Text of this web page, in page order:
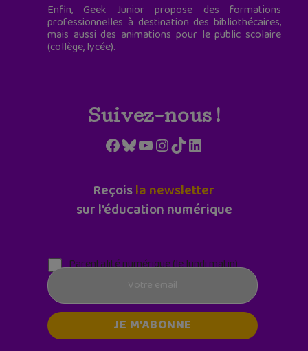
Enfin, Geek Junior propose des formations
professionnelles à destination des bibliothécaires,
mais aussi des animations pour le public scolaire
(collège, lycée).
Suivez-nous !
Facebook
Bluesky
YouTube
Instagram
TikTokLinkedIn
Reçoisla newsletter
sur l'éducation numérique
Parentalité numérique (le lundi matin)